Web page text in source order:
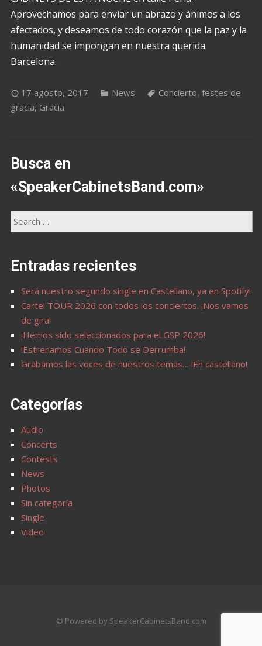
Aprovechamos para enviar un abrazo y ánimos a los
afectados, y deseamos de todo corazón que la paz y la
humanidad se impongan en nuestra querida
Barcelona.
17 agosto, 2017 News Concierto, festes de
gracia, Gracia
Busca en
«SpeakerCabinetsBand.com»
Entradas recientes
Será nuestro segundo single en Castellano, ya en Spotify!
Cartel TOUR 2026 con todos los conciertos. ¡Nos vamos
de gira!
¡Hemos sido seleccionados para el GSP 2026!
!Estrenamos Cuando Todo se Derrumba!
Grabamos las voces de nuestros temas… !En castellano!
Categorías
Audio
Concerts
Contests
News
Photos
Sin categoría
Single
Video
© Powered by SpeakerCabinetsBand.com